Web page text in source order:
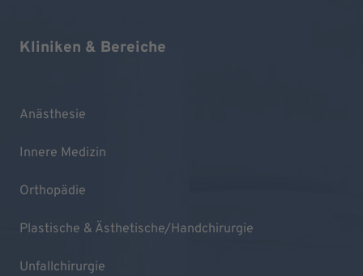
Kliniken & Bereiche
Anästhesie
Innere Medizin
Orthopädie
Plastische & Ästhetische/Handchirurgie
Unfallchirurgie